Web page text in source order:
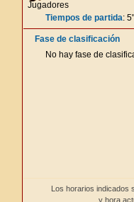
Jugadores
Tiempos de partida:
Fase de clasificación
No hay fase de
Los horarios indicados
y hora